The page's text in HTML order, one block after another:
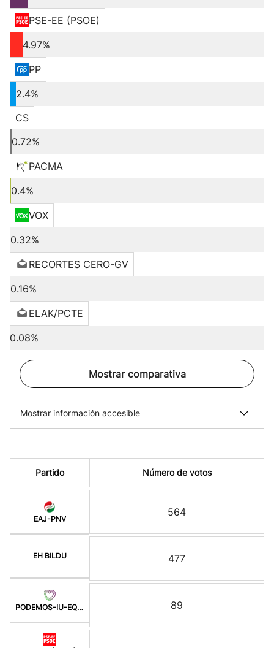
PSE-EE (PSOE)
4.97%
PP
2.4%
CS
0.72%
PACMA
0.4%
VOX
0.32%
RECORTES CERO-GV
0.16%
ELAK/PCTE
0.08%
Mostrar comparativa
Mostrar información accesible
Partido
EAJ-PNV
EH BILDU
PODEMOS-IU-EQUO BERD
Número de votos
564
477
89